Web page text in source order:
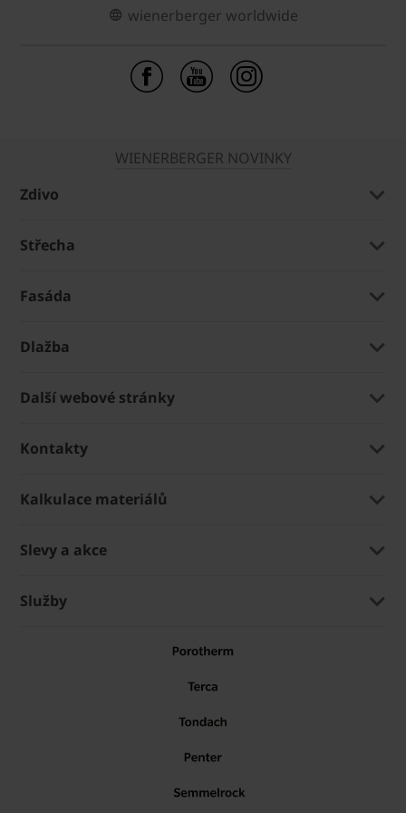
wienerberger worldwide
WIENERBERGER NOVINKY
Zdivo
Střecha
Fasáda
Dlažba
Další webové stránky
Kontakty
Kalkulace materiálů
Slevy a akce
Služby